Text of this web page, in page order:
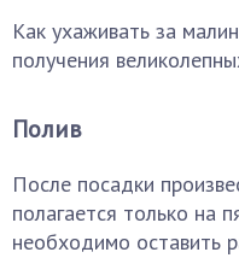
Как ухаживать за
получения
Полив
После посадки
полагается только на
необходимо оставить